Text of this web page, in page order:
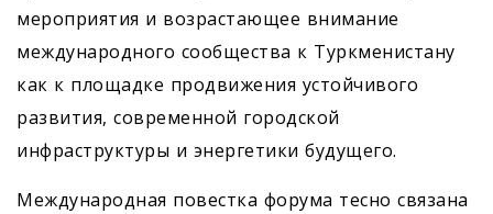
мероприятия и возрастающее внимание
международного сообщества к Туркменистану
как к площадке продвижения устойчивого
развития, современной городской
инфраструктуры и энергетики будущего.
Международная повестка форума тесно связана